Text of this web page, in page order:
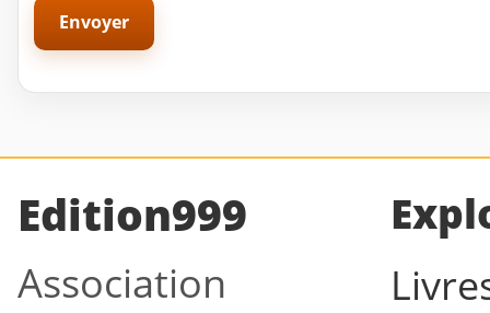
Edition999
Association